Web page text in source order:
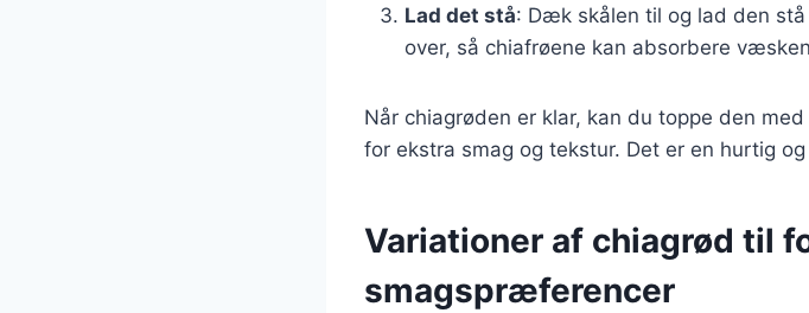
Lad det stå: Dæk skålen til og lad den
over, så chiafrøene kan absorbere
Når chiagrøden er klar, kan du toppe den
for ekstra smag og tekstur. Det er en hurtig
Variationer af chiagrød til
smagspræferencer